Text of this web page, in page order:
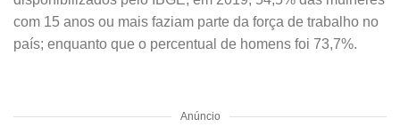
com 15 anos ou mais faziam parte da força de trabalho no
país; enquanto que o percentual de homens foi 73,7%.
Anúncio